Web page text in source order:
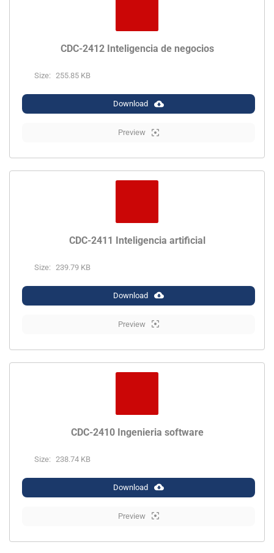
CDC-2412 Inteligencia de negocios
Size: 255.85 KB
Download
Preview
CDC-2411 Inteligencia artificial
Size: 239.79 KB
Download
Preview
CDC-2410 Ingenieria software
Size: 238.74 KB
Download
Preview